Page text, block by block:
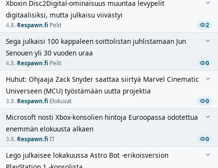
Xboxin Disc2Digital-ominaisuus muuntaa levypelit
digitaalisiksi, mutta julkaisu viivästyi
4.8.·Respawn.fi·Pelit 2
Sega julkaisi 100 kappaleen soittolistan juhlistamaan Jun
Senouen yli 30 vuoden uraa
4.8.·Respawn.fi·Pelit 0
Huhut: Ohjaaja Zack Snyder saattaa siirtyä Marvel Cinematic
Universeen (MCU) työstämään uutta projektia
3.8.·Respawn.fi·Elokuvat 0
Microsoft nosti Xbox-konsolien hintoja Euroopassa odotettua
enemmän elokuusta alkaen
3.8.·Respawn.fi·IT 0
Lego julkaisee lokakuussa Astro Bot -erikoisversion